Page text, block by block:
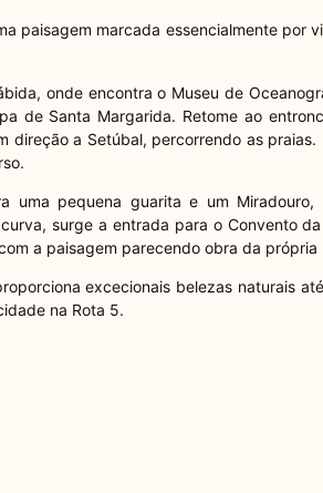
paisagem marcada essencialmente por
onde encontra o Museu de
de Santa Margarida. Retome ao
direção a Setúbal, percorrendo as praias.
uma pequena guarita e um Miradouro,
surge a entrada para o Convento
a paisagem parecendo obra da própria
excecionais belezas naturais
na Rota 5.